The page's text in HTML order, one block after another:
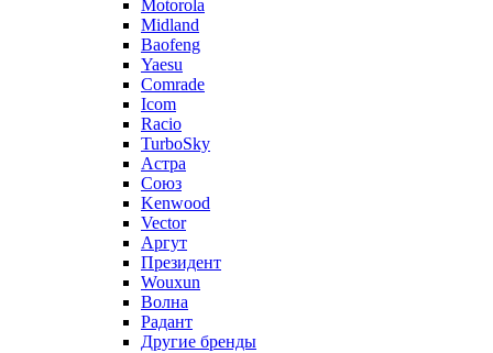
Motorola
Midland
Baofeng
Yaesu
Comrade
Icom
Racio
TurboSky
Астра
Союз
Kenwood
Vector
Аргут
Президент
Wouxun
Волна
Радант
Другие бренды